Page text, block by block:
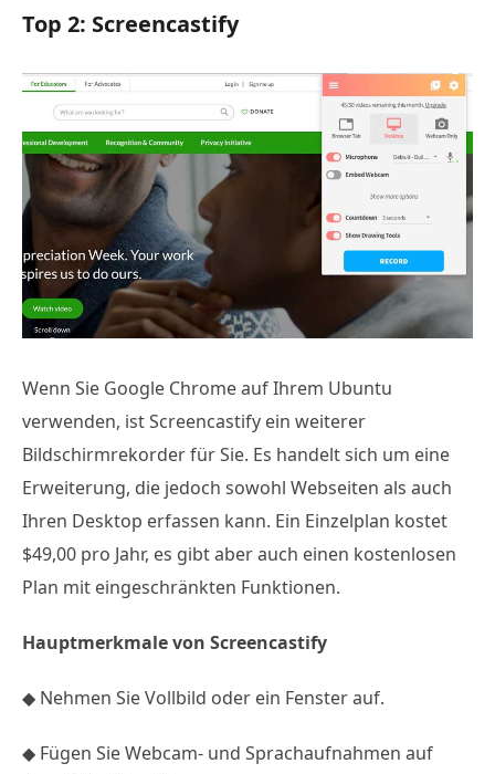
Top 2: Screencastify
Wenn Sie Google Chrome auf Ihrem Ubuntu
verwenden, ist Screencastify ein weiterer
Bildschirmrekorder für Sie. Es handelt sich um eine
Erweiterung, die jedoch sowohl Webseiten als auch
Ihren Desktop erfassen kann. Ein Einzelplan kostet
$49,00 pro Jahr, es gibt aber auch einen kostenlosen
Plan mit eingeschränkten Funktionen.
Hauptmerkmale von Screencastify
◆ Nehmen Sie Vollbild oder ein Fenster auf.
◆ Fügen Sie Webcam- und Sprachaufnahmen auf